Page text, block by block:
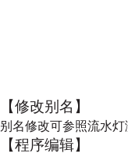
【修改别名】
别名修改可参照流水灯
【程序编辑】